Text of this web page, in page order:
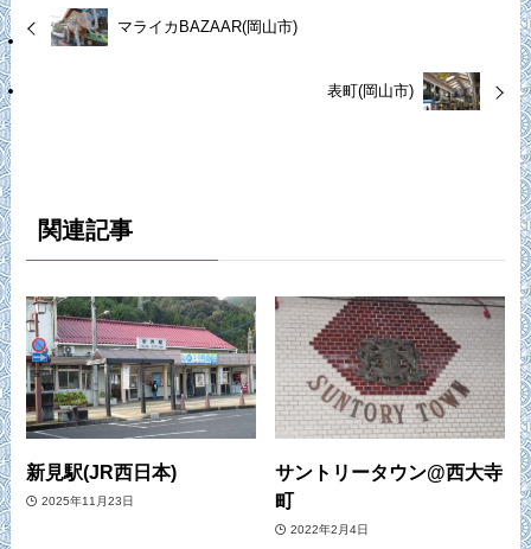
マライカBAZAAR(岡山市)
表町(岡山市)
関連記事
新見駅(JR西日本)
2025年11月23日
サントリータウン@西大寺
町
2022年2月4日